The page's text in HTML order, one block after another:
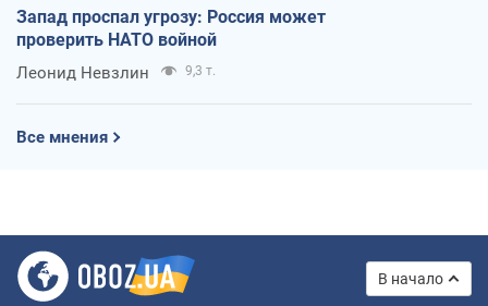
Запад проспал угрозу: Россия может
проверить НАТО войной
Леонид Невзлин 9,3 т.
Все мнения
В начало